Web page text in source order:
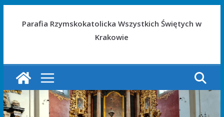
Parafia Rzymskokatolicka Wszystkich Świętych w
Krakowie